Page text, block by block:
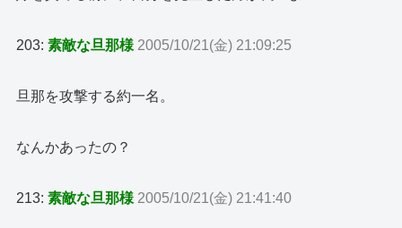
203:素敵な旦那様 2005/10/21(金) 21:09:25
旦那を攻撃する約一名。
なんかあったの？
213:素敵な旦那様 2005/10/21(金) 21:41:40